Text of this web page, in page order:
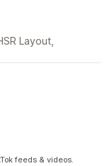
Layout,
feeds & videos.